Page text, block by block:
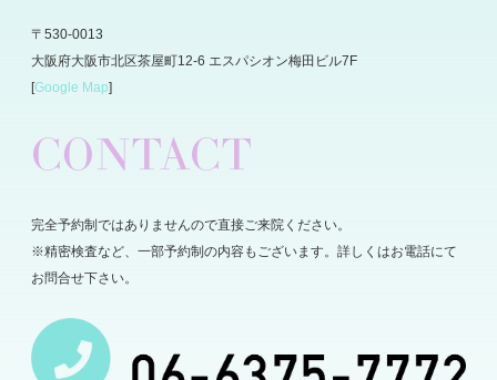
〒530-0013
大阪府大阪市北区茶屋町12-6 エスパシオン梅田ビル7F
[Google Map]
CONTACT
完全予約制ではありませんので直接ご来院ください。
※精密検査など、一部予約制の内容もございます。詳しくはお電話にて
お問合せ下さい。